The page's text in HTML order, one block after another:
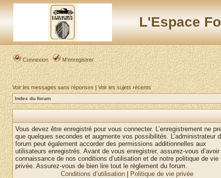
L'Espace
Connexion M’enregistrer
Voir les messages sans réponses|Voir les sujets récents
Index du forum
Vous devez être enregistré pour vous connecter. L’enregistrement ne
que quelques secondes et augmente vos possibilités. L’administrateur
forum peut également accorder des permissions additionnelles aux
utilisateurs enregistrés. Avant de vous enregistrer, assurez-vous
connaissance de nos conditions d’utilisation et de notre politique de vie
privée. Assurez-vous de bien lire tout le règlement du forum.
Conditions d’utilisation
Politique de vie privée